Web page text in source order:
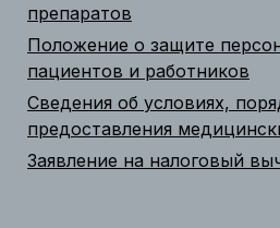
препаратов
Положение о защите
пациентов и работников
Сведения об условиях,
предоставления
Заявление на налоговый